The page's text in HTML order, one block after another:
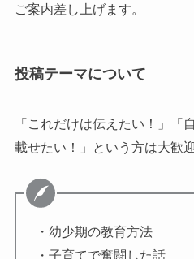
ご案内差し上げます。
投稿テーマについて
「これだけは伝えたい！」「
載せたい！」という方は大歓迎
・幼少期の教育方法
・子育てで奮闘した話